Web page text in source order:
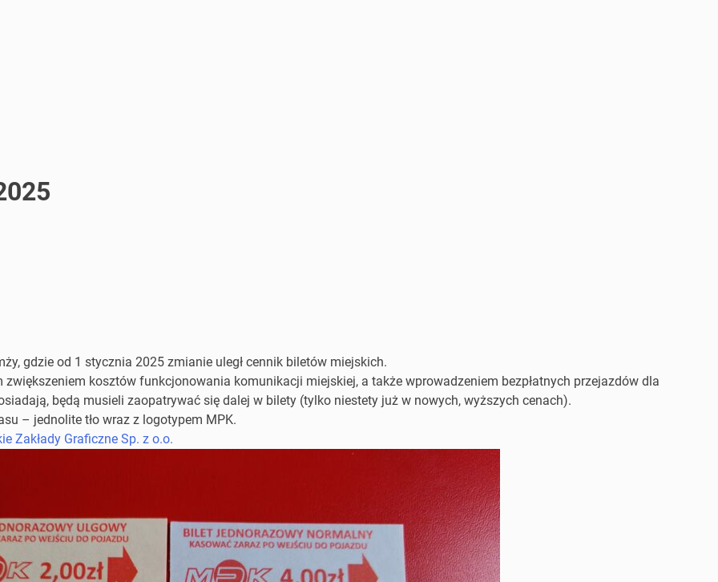
gdzie od 1 stycznia 2025 zmianie uległ cennik biletów miejskich.
kosztów funkcjonowania komunikacji miejskiej, a także wprowadzeniem bezpłatnych przejazdów dla
będą musieli zaopatrywać się dalej w bilety (tylko niestety już w nowych, wyższych cenach).
– jednolite tło wraz z logotypem MPK.
Zakłady Graficzne Sp. z o.o.